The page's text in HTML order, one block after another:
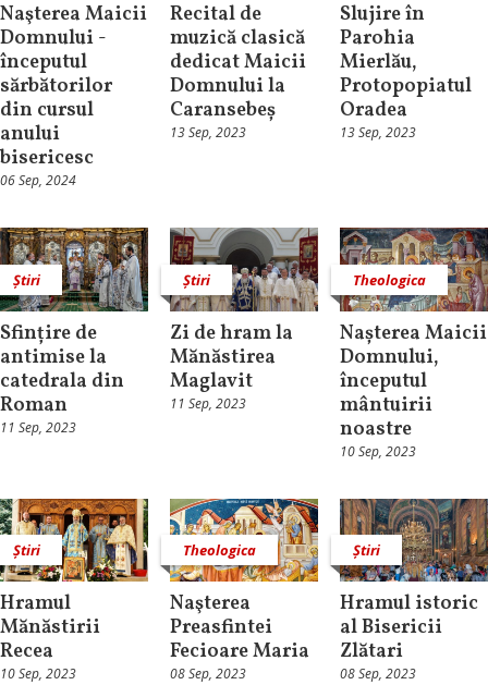
Naşterea Maicii
Domnului -
începutul
sărbătorilor
din cursul
anului
bisericesc
06 Sep, 2024
Recital de
muzică clasică
dedicat Maicii
Domnului la
Caransebeș
13 Sep, 2023
Slujire în
Parohia
Mierlău,
Protopopiatul
Oradea
13 Sep, 2023
Știri
Sfințire de
antimise la
catedrala din
Roman
11 Sep, 2023
Știri
Zi de hram la
Mănăstirea
Maglavit
11 Sep, 2023
Theologica
Nașterea Maicii
Domnului,
începutul
mântuirii
noastre
10 Sep, 2023
Știri
Hramul
Mănăstirii
Recea
10 Sep, 2023
Theologica
Naşterea
Preasfintei
Fecioare Maria
08 Sep, 2023
Știri
Hramul istoric
al Bisericii
Zlătari
08 Sep, 2023